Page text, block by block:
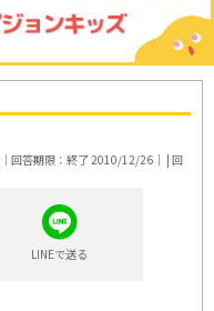
｜回答期限：終了 2010/12/26｜ | 回
LINEで送る